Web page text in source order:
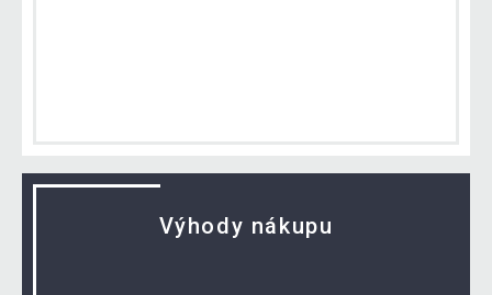
Výhody nákupu